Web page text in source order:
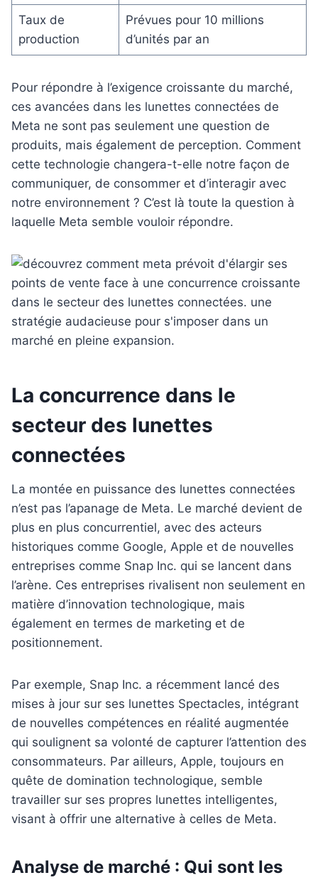
Taux de
production
Prévues pour 10 millions
d’unités par an
Pour répondre à l’exigence croissante du marché,
ces avancées dans les lunettes connectées de
Meta ne sont pas seulement une question de
produits, mais également de perception. Comment
cette technologie changera-t-elle notre façon de
communiquer, de consommer et d’interagir avec
notre environnement ? C’est là toute la question à
laquelle Meta semble vouloir répondre.
La concurrence dans le
secteur des lunettes
connectées
La montée en puissance des lunettes connectées
n’est pas l’apanage de Meta. Le marché devient de
plus en plus concurrentiel, avec des acteurs
historiques comme Google, Apple et de nouvelles
entreprises comme Snap Inc. qui se lancent dans
l’arène. Ces entreprises rivalisent non seulement en
matière d’innovation technologique, mais
également en termes de marketing et de
positionnement.
Par exemple, Snap Inc. a récemment lancé des
mises à jour sur ses lunettes Spectacles, intégrant
de nouvelles compétences en réalité augmentée
qui soulignent sa volonté de capturer l’attention des
consommateurs. Par ailleurs, Apple, toujours en
quête de domination technologique, semble
travailler sur ses propres lunettes intelligentes,
visant à offrir une alternative à celles de Meta.
Analyse de marché : Qui sont les